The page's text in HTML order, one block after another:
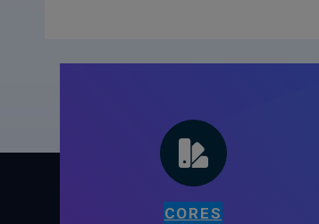
CORES